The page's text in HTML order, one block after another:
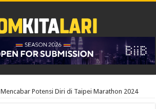
Mencabar Potensi Diri di Taipei Marathon 2024